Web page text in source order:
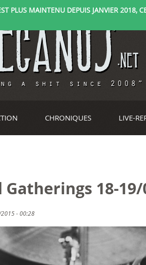
PLUS MAINTENU DEPUIS JANVIER 2018,
CHRONIQUES LIVE-
Gatherings 18-
- 00:28